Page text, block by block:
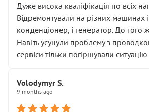
Дуже висока кваліфікація по всіх
Відремонтували на різних машинах і
конденціонер, і генератор. До
Навіть усунули проблему з
сервіси тільки погіршували ситуацію
Volodymyr S.
9 months ago